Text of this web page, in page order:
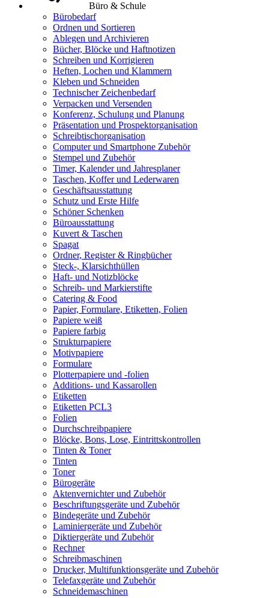
Büro & Schule
Bürobedarf
Ordnen und Sortieren
Ablegen und Archivieren
Bücher, Blöcke und Haftnotizen
Schreiben und Korrigieren
Heften, Lochen und Klammern
Kleben und Schneiden
Technischer Zeichenbedarf
Verpacken und Versenden
Konferenz, Schulung und Planung
Präsentation und Prospektorganisation
Schreibtischorganisation
Computer und Smartphone Zubehör
Stempel und Zubehör
Timer, Kalender und Jahresplaner
Taschen, Koffer und Lederwaren
Geschäftsausstattung
Schutz und Erste Hilfe
Schöner Schenken
Büroausstattung
Kuvert & Taschen
Spagat
Ordner, Register & Ringbücher
Steck-, Klarsichthüllen
Haft- und Notizblöcke
Schreib- und Markierstifte
Catering & Food
Papier, Formulare, Etiketten, Folien
Papiere weiß
Papiere farbig
Strukturpapiere
Motivpapiere
Formulare
Plotterpapiere und -folien
Additions- und Kassarollen
Etiketten
Etiketten PCL3
Folien
Durchschreibpapiere
Blöcke, Bons, Lose, Eintrittskontrollen
Tinten & Toner
Tinten
Toner
Bürogeräte
Aktenvernichter und Zubehör
Beschriftungsgeräte und Zubehör
Bindegeräte und Zubehör
Laminiergeräte und Zubehör
Diktiergeräte und Zubehör
Rechner
Schreibmaschinen
Drucker, Multifunktionsgeräte und Zubehör
Telefaxgeräte und Zubehör
Schneidemaschinen